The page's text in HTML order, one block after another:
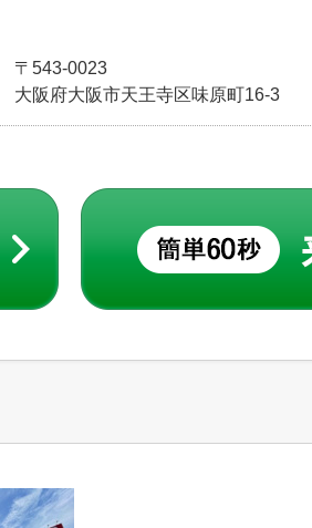
〒543-0023
大阪府大阪市天王寺区味原町16-3